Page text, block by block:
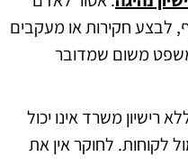
לבצע חקירות או מעקבים
משום שמדובר
רישיון משרד אינו יכול
לקוחות. לחוקר אין את